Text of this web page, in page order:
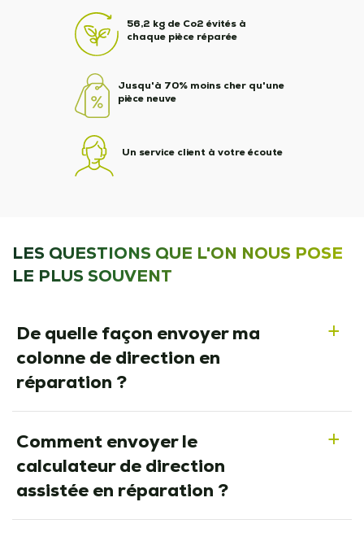
56,2 kg de Co2 évités à
chaque pièce réparée
Jusqu'à 70% moins cher qu'une
pièce neuve
Un service client à votre écoute
LES QUESTIONS QUE L'ON NOUS POSE
LE PLUS SOUVENT
a
De quelle façon envoyer ma
colonne de direction en
réparation ?
a
Comment envoyer le
calculateur de direction
assistée en réparation ?